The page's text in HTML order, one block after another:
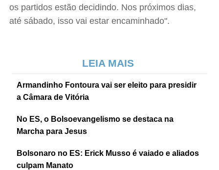
os partidos estão decidindo. Nos próximos dias,
até sábado, isso vai estar encaminhado".
LEIA MAIS
Armandinho Fontoura vai ser eleito para presidir
a Câmara de Vitória
No ES, o Bolsoevangelismo se destaca na
Marcha para Jesus
Bolsonaro no ES: Erick Musso é vaiado e aliados
culpam Manato